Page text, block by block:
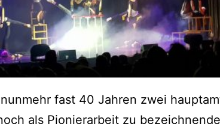
fast 40 Jah­ren zwei
als Pio­nier­ar­beit zu